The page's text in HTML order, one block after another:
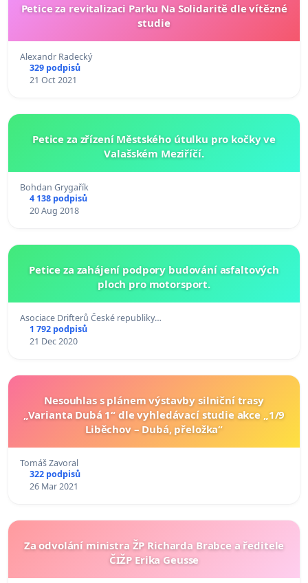
Petice za revitalizaci Parku Na Solidaritě dle vítězné
studie
Alexandr Radecký
329 podpisů
21 Oct 2021
Petice za zřízení Městského útulku pro kočky ve
Valašském Meziříčí.
Bohdan Grygařík
4 138 podpisů
20 Aug 2018
Petice za zahájení podpory budování asfaltových
ploch pro motorsport.
Asociace Drifterů České republiky…
1 792 podpisů
21 Dec 2020
Nesouhlas s plánem výstavby silniční trasy
„Varianta Dubá 1“ dle vyhledávací studie akce „1/9
Liběchov – Dubá, přeložka“
Tomáš Zavoral
322 podpisů
26 Mar 2021
Za odvolání ministra ŽP Richarda Brabce a ředitele
ČIŽP Erika Geusse